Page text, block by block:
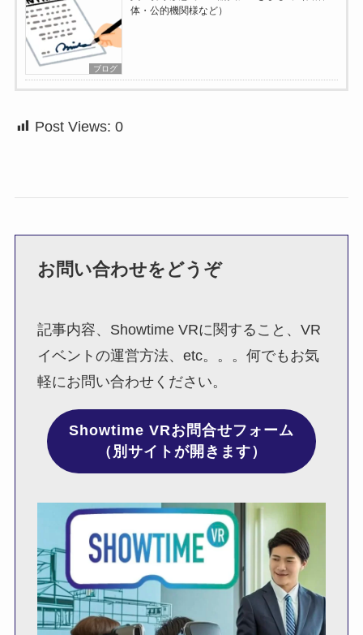
ブログ
体・公的機関様など）
Post Views: 0
お問い合わせをどうぞ
記事内容、Showtime VRに関すること、VR
イベントの運営方法、etc。。。何でもお気
軽にお問い合わせください。
Showtime VRお問合せフォーム
（別サイトが開きます）